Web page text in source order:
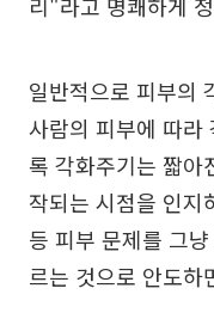
일반적으로 피부의
사람의 피부에 따라
록 각화주기는 짧아
작되는 시점을 인지
등 피부 문제를 그
르는 것으로 안도하